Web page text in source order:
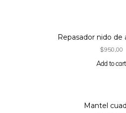
Repasador nido de
$950,00
Add to cart
Mantel